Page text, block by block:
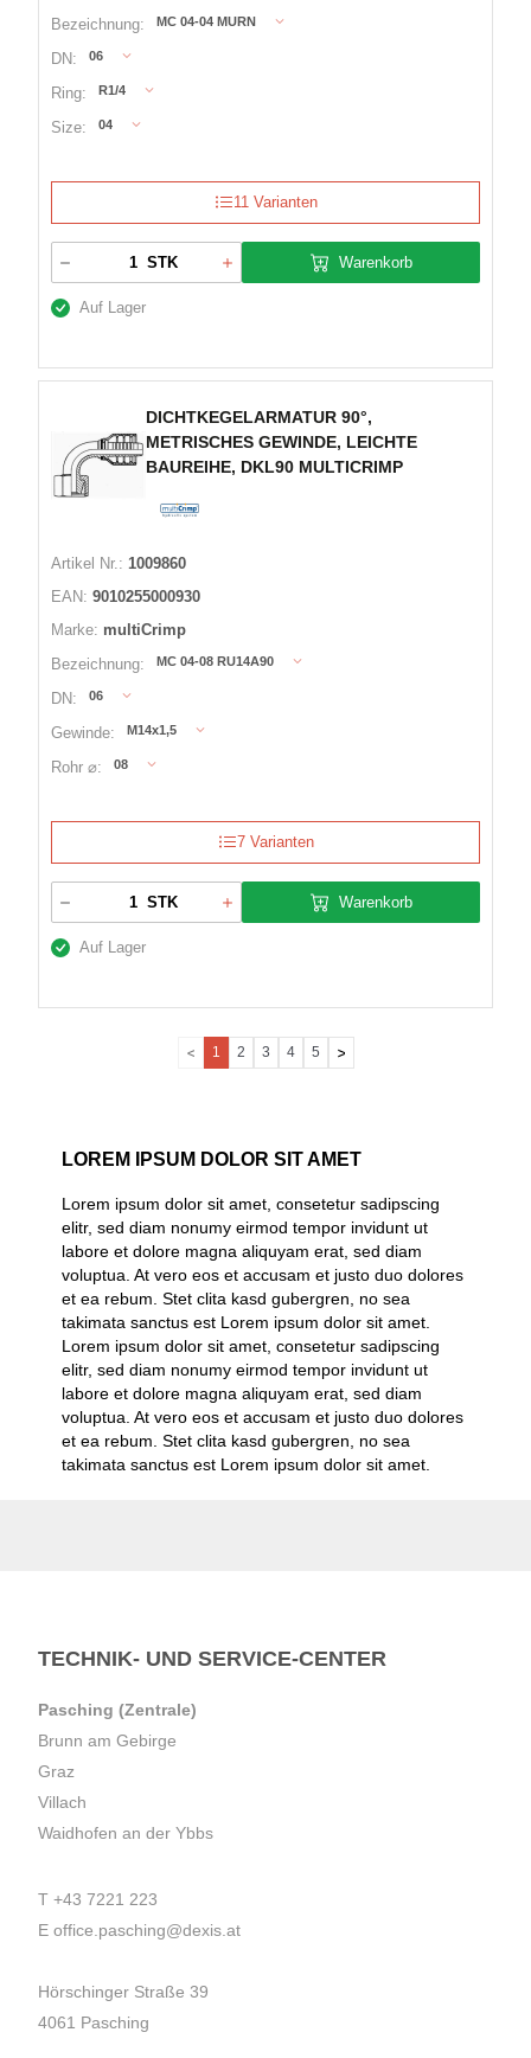
Bezeichnung:
MC 04-04 MURN
DN: 06
Ring: R1/4
Size: 04
11 Varianten
STK Warenkorb
Auf Lager
DICHTKEGELARMATUR 90°,
METRISCHES GEWINDE, LEICHTE
BAUREIHE, DKL90 MULTICRIMP
Artikel Nr.: 1009860
EAN: 9010255000930
Marke: multiCrimp
Bezeichnung:
MC 04-08 RU14A90
DN: 06
Gewinde: M14x1,5
Rohr ⌀: 08
7 Varianten
STK Warenkorb
Auf Lager
1 2 3 4 5
LOREM IPSUM DOLOR SIT AMET
Lorem ipsum dolor sit amet, consetetur sadipscing
elitr, sed diam nonumy eirmod tempor invidunt ut
labore et dolore magna aliquyam erat, sed diam
voluptua. At vero eos et accusam et justo duo dolores
et ea rebum. Stet clita kasd gubergren, no sea
takimata sanctus est Lorem ipsum dolor sit amet.
Lorem ipsum dolor sit amet, consetetur sadipscing
elitr, sed diam nonumy eirmod tempor invidunt ut
labore et dolore magna aliquyam erat, sed diam
voluptua. At vero eos et accusam et justo duo dolores
et ea rebum. Stet clita kasd gubergren, no sea
takimata sanctus est Lorem ipsum dolor sit amet.
TECHNIK- UND SERVICE-CENTER
Pasching (Zentrale)
Brunn am Gebirge
Graz
Villach
Waidhofen an der Ybbs
T +43 7221 223
E office.pasching@dexis.at
Hörschinger Straße 39
4061 Pasching